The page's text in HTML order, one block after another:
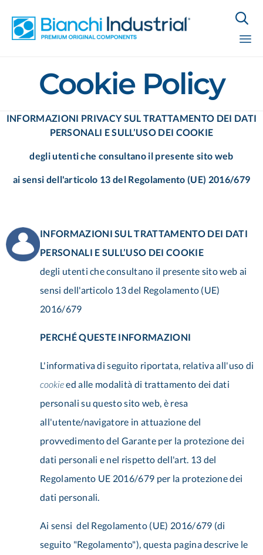

Cookie Policy
INFORMAZIONI PRIVACY SUL TRATTAMENTO DEI DATI
PERSONALI E SULL’USO DEI COOKIE
degli utenti che consultano il presente sito web
ai sensi dell'articolo 13 del Regolamento (UE) 2016/679
INFORMAZIONI SUL TRATTAMENTO DEI DATI
PERSONALI E SULL’USO DEI COOKIE
degli utenti che consultano il presente sito web ai
sensi dell'articolo 13 del Regolamento (UE)
2016/679
PERCHÉ QUESTE INFORMAZIONI
L'informativa di seguito riportata, relativa all'uso di
cookieed alle modalità di trattamento dei dati
personali su questo sito web, è resa
all'utente/navigatore in attuazione del
provvedimento del Garante per la protezione dei
dati personali e nel rispetto dell'art. 13 del
Regolamento UE 2016/679 per la protezione dei
dati personali.
Ai sensi del Regolamento (UE) 2016/679 (di
seguito "Regolamento"), questa pagina descrive le